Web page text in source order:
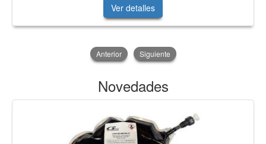
Ver detalles
Anterior Siguiente
Novedades